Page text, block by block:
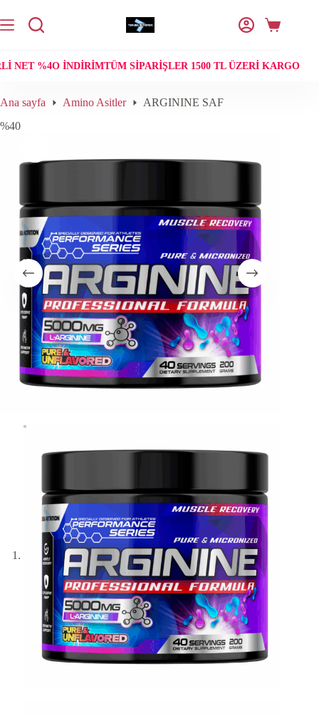
to
content
Shopping
NET %4O INDIRIMTÜM SIPARIŞLER 1500 TL ÜZERI KARGO
Ana sayfa Amino Asitler
ARGININE SAF
%40